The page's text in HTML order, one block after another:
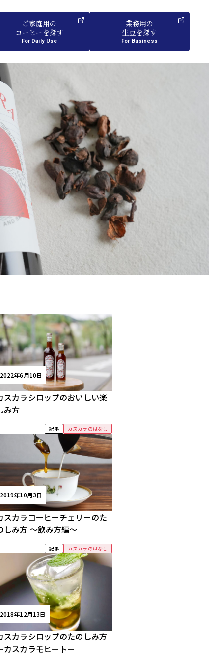
ご家庭用の
コーヒーを探す
For Daily Use
業務用の
生豆を探す
For Business
スカラシロップのおいしい楽
み方
2022年6月10日
記事 カスカラのはなし
スカラコーヒーチェリーのた
しみ方 〜飲み方編〜
2019年10月3日
記事 カスカラのはなし
スカラシロップのたのしみ方
カスカラモヒートー
2018年12月13日